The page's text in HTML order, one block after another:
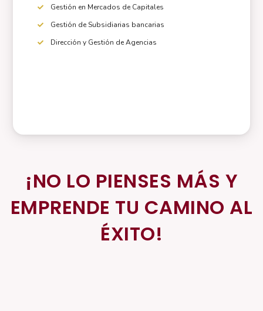
Gestión en Mercados de Capitales
Gestión de Subsidiarias bancarias
Dirección y Gestión de Agencias
¡NO LO PIENSES MÁS Y
EMPRENDE TU CAMINO AL
ÉXITO!